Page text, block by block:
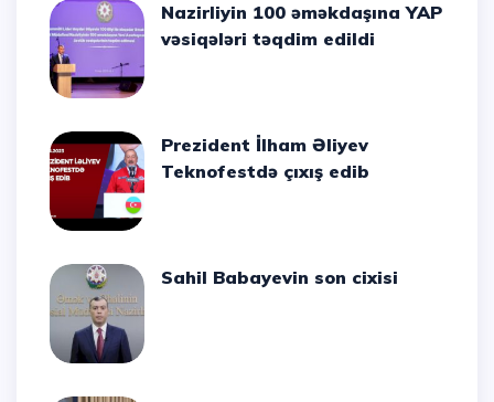
Nazirliyin 100 əməkdaşına YAP
vəsiqələri təqdim edildi
Prezident İlham Əliyev
Teknofestdə çıxış edib
Sahil Babayevin son cixisi